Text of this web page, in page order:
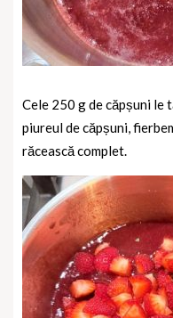
Cele 250 g de căpșuni le
piureul de căpșuni,
răcească complet.